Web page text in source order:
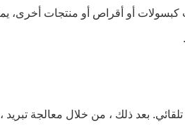
بعد ذلك ، من خلال معالجة